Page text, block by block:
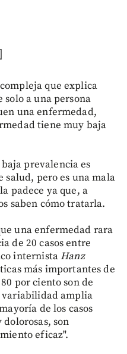
que explica
solo a una persona
una enfermedad,
tiene muy baja
prevalencia es
salud, pero es una mala
padece ya que, a
saben cómo tratarla.
una enfermedad rara
de 20 casos entre
internistaHanz
más importantes de
por ciento son de
variabilidad amplia
de los casos
son
eficaz".